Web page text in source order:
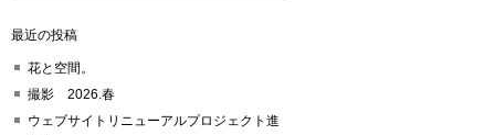
最近の投稿
花と空間。
撮影 2026.春
ウェブサイトリニューアルプロジェクト進